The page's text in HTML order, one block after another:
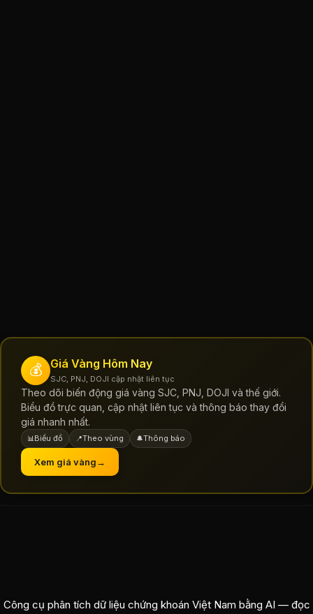
💰 Giá Vàng Hôm Nay
SJC, PNJ, DOJI cập nhật liên tục
Theo dõi biến động giá vàng SJC, PNJ, DOJI và thế giới.
Biểu đồ trực quan, cập nhật liên tục và thông báo thay đổi
giá nhanh nhất.
📊 Biểu đồ 📍Theo vùng 🔔Thông báo
Xem giá vàng→
Công cụ phân tích dữ liệu chứng khoán Việt Nam bằng AI — đọc